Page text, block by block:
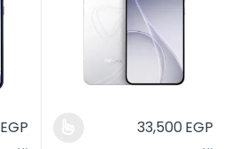
33,500EGP
EGP